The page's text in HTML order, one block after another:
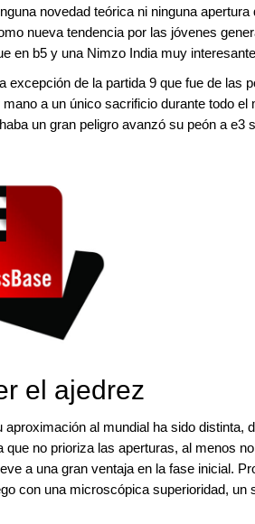
novedad teórica ni ninguna apertura
nueva tendencia por las jóvenes
en b5 y una Nimzo India muy
de la partida 9 que fue de las
a un único sacrificio durante todo el
un gran peligro avanzó su peón a e3
el ajedrez
al mundial ha sido distinta,
no prioriza las aperturas, al menos
a una gran ventaja en la fase inicial.
con una microscópica superioridad, un